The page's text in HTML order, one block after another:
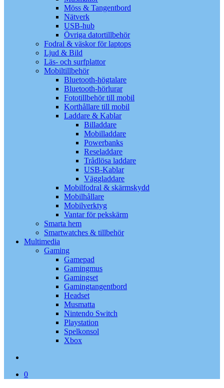
Möss & Tangentbord
Nätverk
USB-hub
Övriga datortillbehör
Fodral & väskor för laptops
Ljud & Bild
Läs- och surfplattor
Mobiltillbehör
Bluetooth-högtalare
Bluetooth-hörlurar
Fototillbehör till mobil
Korthållare till mobil
Laddare & Kablar
Billaddare
Mobilladdare
Powerbanks
Reseladdare
Trådlösa laddare
USB-Kablar
Väggladdare
Mobilfodral & skärmskydd
Mobilhållare
Mobilverktyg
Vantar för pekskärm
Smarta hem
Smartwatches & tillbehör
Multimedia
Gaming
Gamepad
Gamingmus
Gamingset
Gamingtangentbord
Headset
Musmatta
Nintendo Switch
Playstation
Spelkonsol
Xbox
0